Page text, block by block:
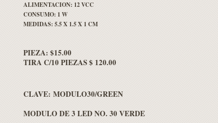
ALIMENTACION: 12 VCC
CONSUMO: 1 W
MEDIDAS: 5.5 X 1.5 X 1 CM
PIEZA: $15.00
TIRA C/10 PIEZAS $ 120.00
CLAVE: MODULO30/GREEN
MODULO DE 3 LED NO. 30 VERDE